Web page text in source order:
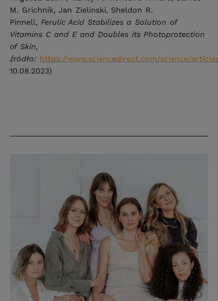
M. Grichnik, Jan Zielinski, Sheldon R.
Pinnell, Ferulic Acid Stabilizes a Solution of
Vitamins C and E and Doubles its Photoprotection
of Skin,
źródło: https://www.sciencedirect.com/science/article/
10.08.2023)